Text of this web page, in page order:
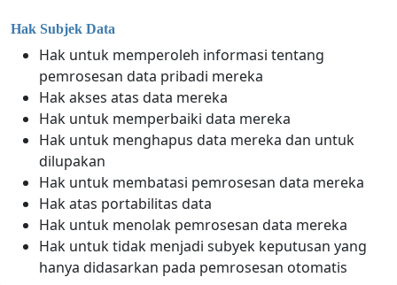
Hak Subjek Data
Hak untuk memperoleh informasi tentang
pemrosesan data pribadi mereka
Hak akses atas data mereka
Hak untuk memperbaiki data mereka
Hak untuk menghapus data mereka dan untuk
dilupakan
Hak untuk membatasi pemrosesan data mereka
Hak atas portabilitas data
Hak untuk menolak pemrosesan data mereka
Hak untuk tidak menjadi subyek keputusan yang
hanya didasarkan pada pemrosesan otomatis